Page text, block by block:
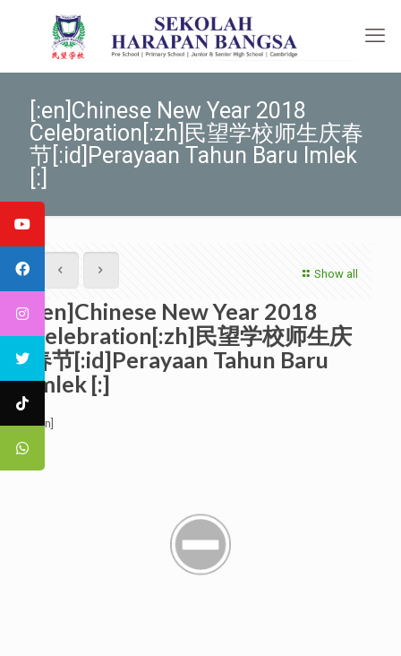
[:en]Chinese New Year 2018
Celebration[:zh]民望学校师生庆春
节[:id]Perayaan Tahun Baru Imlek
[:]
Show all
[:en]Chinese New Year 2018
Celebration[:zh]民望学校师生庆
春节[:id]Perayaan Tahun Baru
Imlek [:]
[:en]